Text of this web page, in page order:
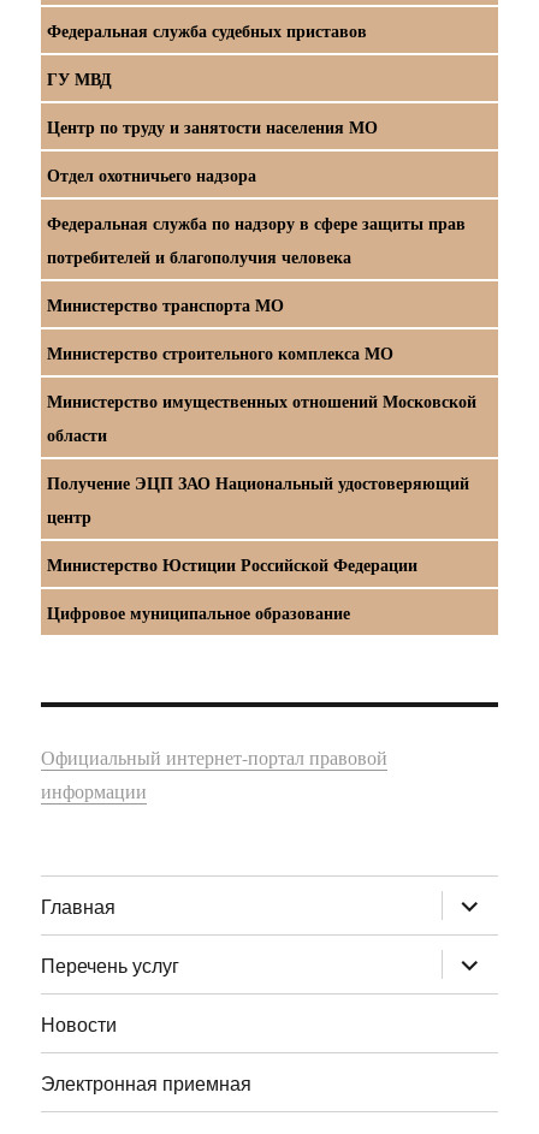
Федеральная служба судебных приставов
ГУ МВД
Центр по труду и занятости населения МО
Отдел охотничьего надзора
Федеральная служба по надзору в сфере защиты прав
потребителей и благополучия человека
Министерство транспорта МО
Министерство строительного комплекса МО
Министерство имущественных отношений Московской
области
Получение ЭЦП ЗАО Национальный удостоверяющий
центр
Министерство Юстиции Российской Федерации
Цифровое муниципальное образование
Официальный интернет-портал правовой
информации
Главная раскрыть
дочернее
меню
Перечень услуг
раскрыть
дочернее
меню
Новости
Электронная приемная